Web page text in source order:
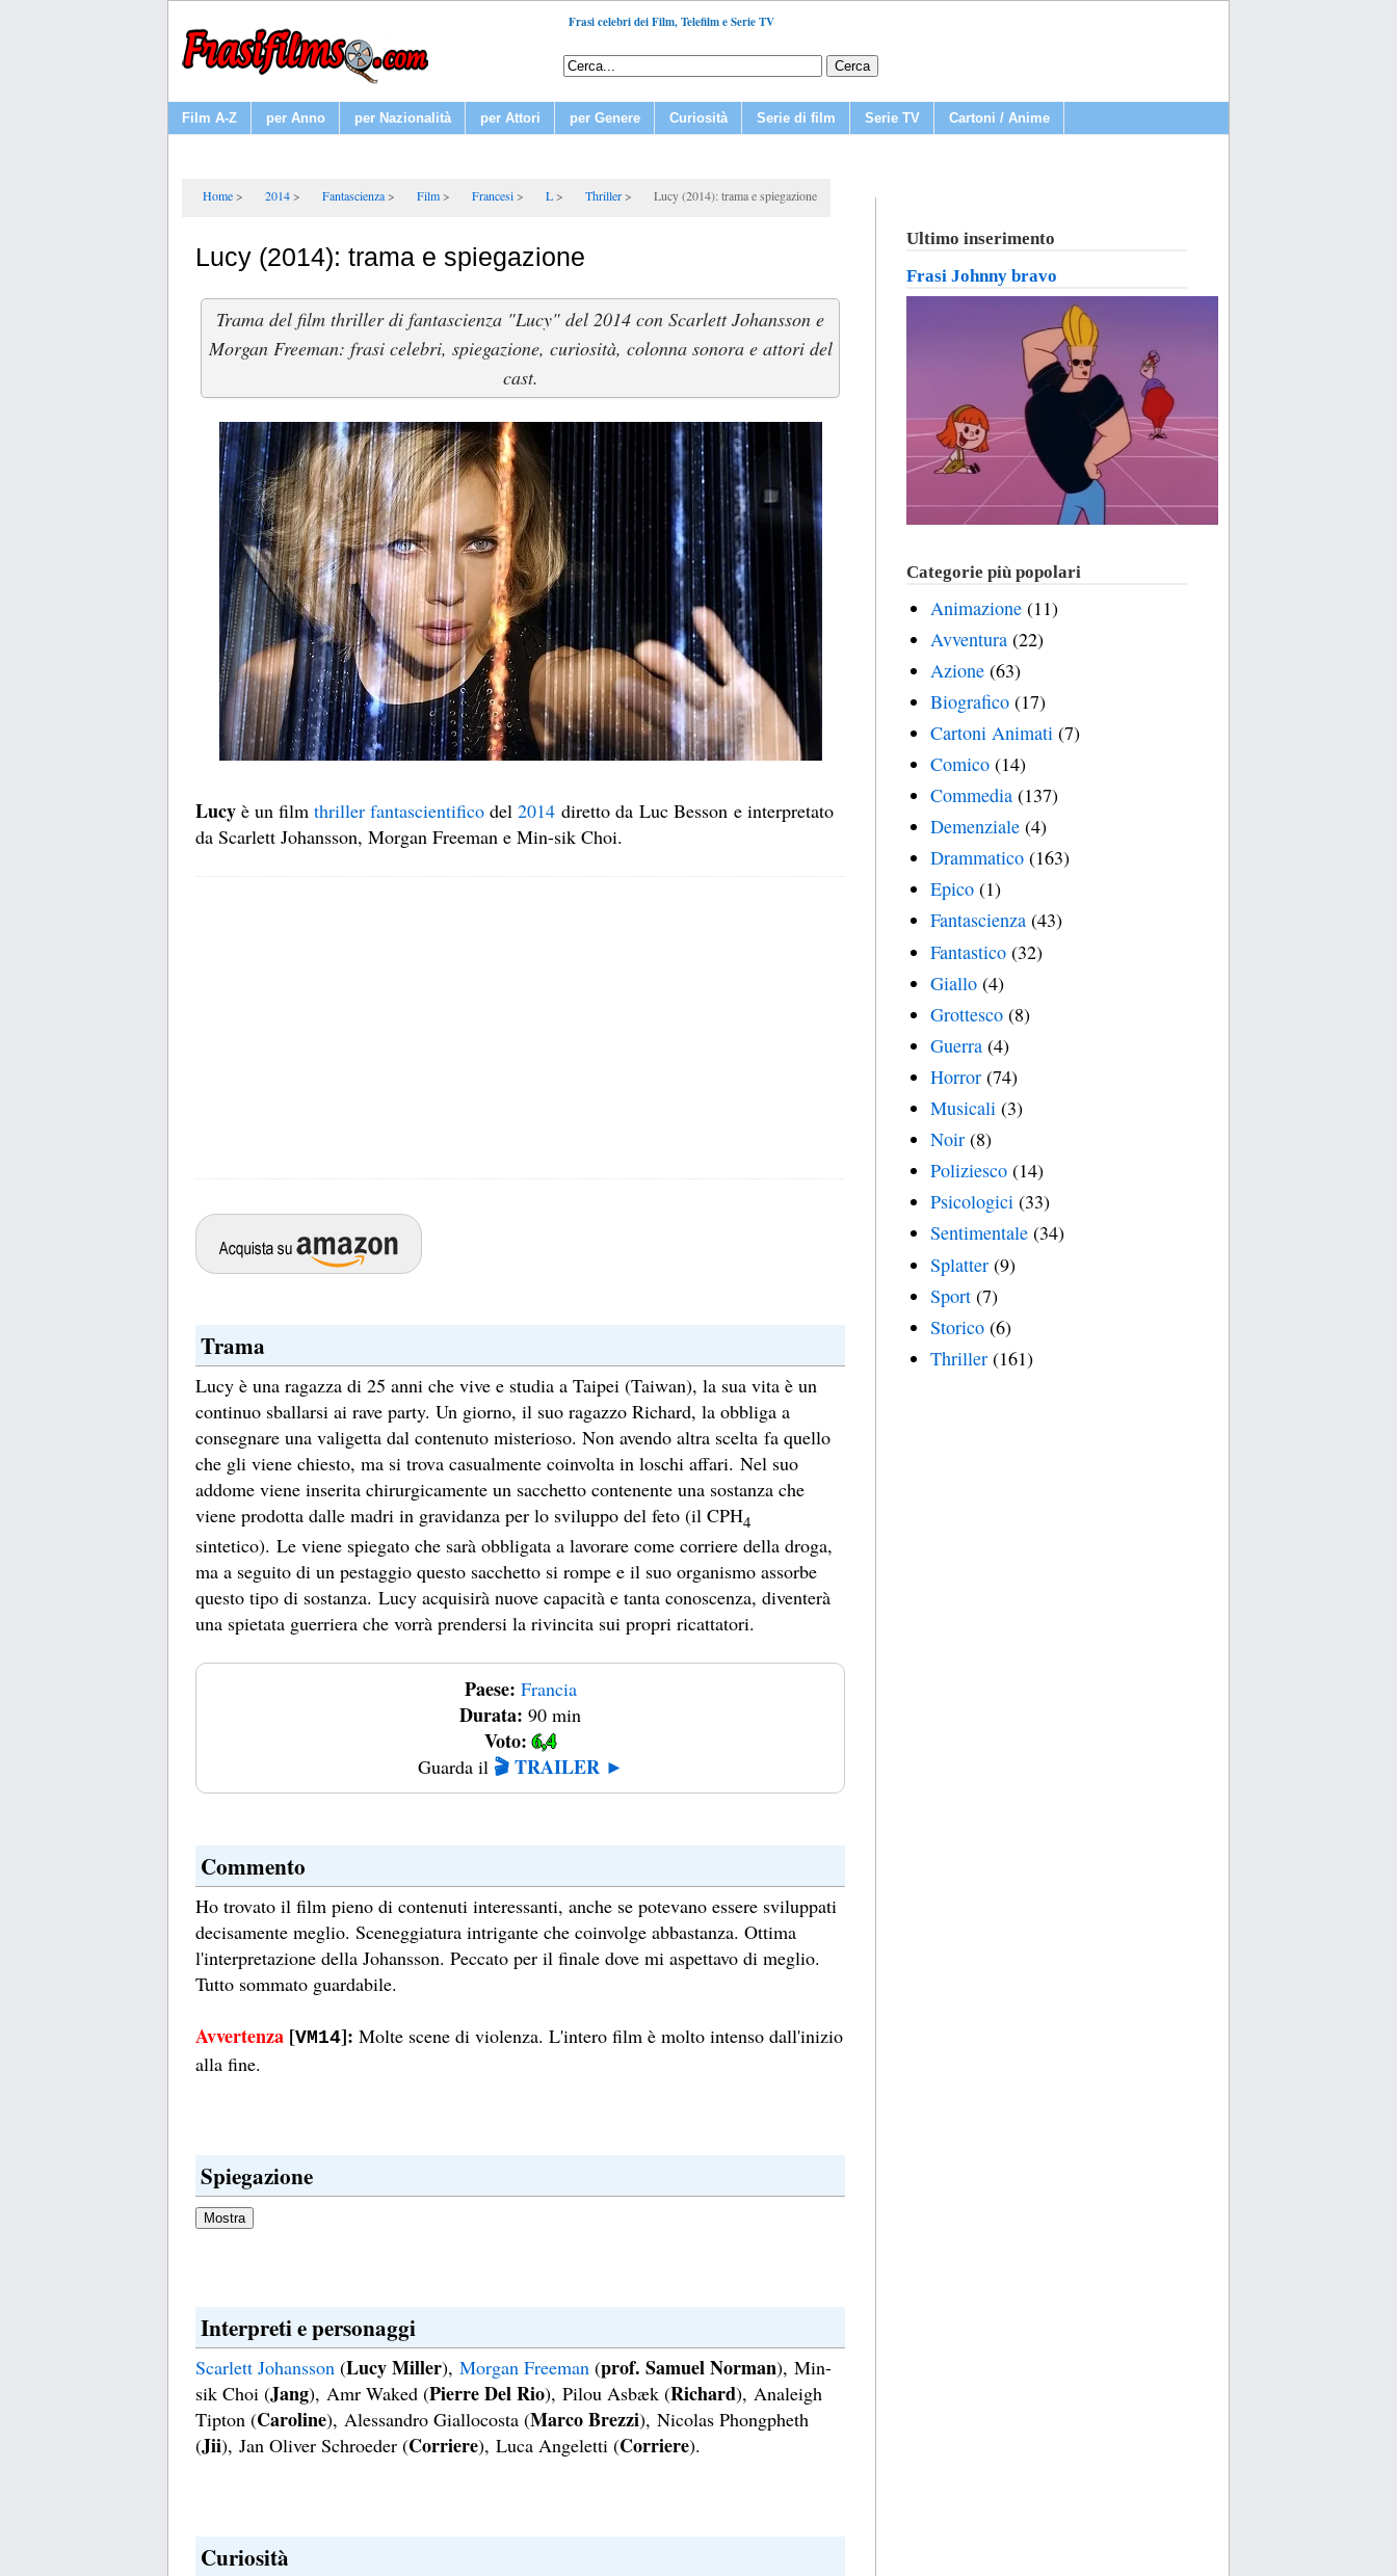
Frasi celebri dei Film, Telefilm e Serie TV
Film A-Z per Anno per Nazionalità per Attori per Genere Curiosità Serie di film Serie TV Cartoni / Anime
Home 2014 Fantascienza Film Francesi L Thriller Lucy (2014): trama e spiegazione
Lucy (2014): trama e spiegazione
Trama del film thriller di fantascienza "Lucy" del 2014 con Scarlett Johansson e
Morgan Freeman: frasi celebri, spiegazione, curiosità, colonna sonora e attori del
cast.
Lucy è un film thriller fantascientifico del 2014 diretto da Luc Besson e interpretato
da Scarlett Johansson, Morgan Freeman e Min-sik Choi.
Trama
Lucy è una ragazza di 25 anni che vive e studia a Taipei (Taiwan), la sua vita è un
continuo sballarsi ai rave party. Un giorno, il suo ragazzo Richard, la obbliga a
consegnare una valigetta dal contenuto misterioso. Non avendo altra scelta fa quello
che gli viene chiesto, ma si trova casualmente coinvolta in loschi affari. Nel suo
addome viene inserita chirurgicamente un sacchetto contenente una sostanza che
viene prodotta dalle madri in gravidanza per lo sviluppo del feto (il CPH4
sintetico). Le viene spiegato che sarà obbligata a lavorare come corriere della droga,
ma a seguito di un pestaggio questo sacchetto si rompe e il suo organismo assorbe
questo tipo di sostanza. Lucy acquisirà nuove capacità e tanta conoscenza, diventerà
una spietata guerriera che vorrà prendersi la rivincita sui propri ricattatori.
Paese: Francia
Durata: 90 min
Voto: 6,4
Guarda il 🎬 TRAILER ►
Commento
Ho trovato il film pieno di contenuti interessanti, anche se potevano essere sviluppati
decisamente meglio. Sceneggiatura intrigante che coinvolge abbastanza. Ottima
l'interpretazione della Johansson. Peccato per il finale dove mi aspettavo di meglio.
Tutto sommato guardabile.
Avvertenza [VM14]: Molte scene di violenza. L'intero film è molto intenso dall'inizio
alla fine.
Spiegazione
Interpreti e personaggi
Scarlett Johansson (Lucy Miller), Morgan Freeman (prof. Samuel Norman), Min-
sik Choi (Jang), Amr Waked (Pierre Del Rio), Pilou Asbæk (Richard), Analeigh
Tipton (Caroline), Alessandro Giallocosta (Marco Brezzi), Nicolas Phongpheth
(Jii), Jan Oliver Schroeder (Corriere), Luca Angeletti (Corriere).
Curiosità
Ultimo inserimento
Frasi Johnny bravo
Categorie più popolari
Animazione (11)
Avventura (22)
Azione (63)
Biografico (17)
Cartoni Animati (7)
Comico (14)
Commedia (137)
Demenziale (4)
Drammatico (163)
Epico (1)
Fantascienza (43)
Fantastico (32)
Giallo (4)
Grottesco (8)
Guerra (4)
Horror (74)
Musicali (3)
Noir (8)
Poliziesco (14)
Psicologici (33)
Sentimentale (34)
Splatter (9)
Sport (7)
Storico (6)
Thriller (161)